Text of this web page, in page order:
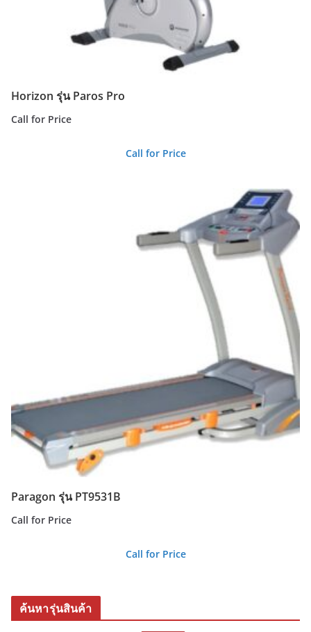
Horizon รุ่น Paros Pro
Call for Price
Call for Price
Paragon รุ่น PT9531B
Call for Price
Call for Price
ค้นหารุ่นสินค้า